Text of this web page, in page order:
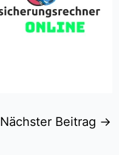
Nächster Beitrag →